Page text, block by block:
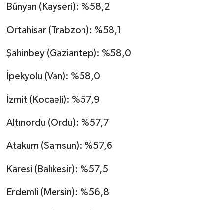
Bünyan (Kayseri): %58,2
Ortahisar (Trabzon): %58,1
Şahinbey (Gaziantep): %58,0
İpekyolu (Van): %58,0
İzmit (Kocaeli): %57,9
Altınordu (Ordu): %57,7
Atakum (Samsun): %57,6
Karesi (Balıkesir): %57,5
Erdemli (Mersin): %56,8